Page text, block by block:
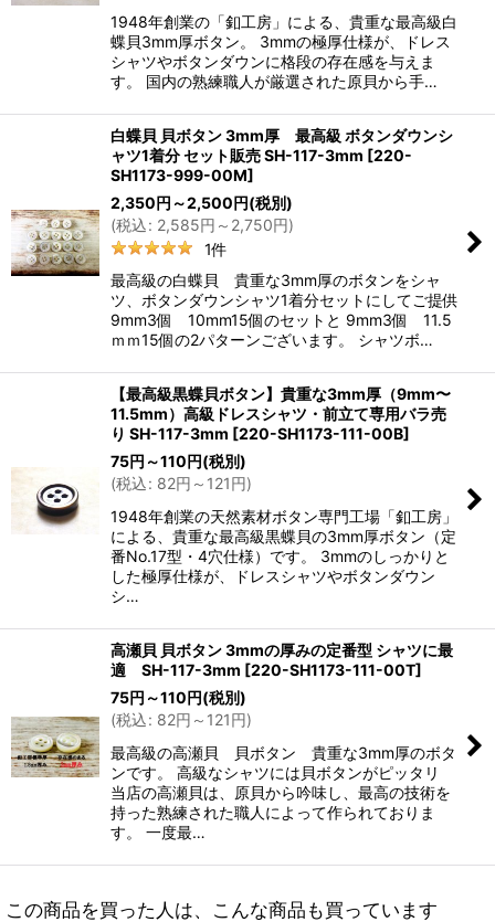
1948年創業の「釦工房」による、貴重な最高級白
蝶貝3mm厚ボタン。 3mmの極厚仕様が、ドレス
シャツやボタンダウンに格段の存在感を与えま
す。 国内の熟練職人が厳選された原貝から手…
白蝶貝 貝ボタン 3mm厚 最高級 ボタンダウンシ
ャツ1着分 セット販売 SH-117-3mm [220-
SH1173-999-00M]
2,350円 ～2,500円(税別)
(税込: 2,585円 ～2,750円)
1件
最高級の白蝶貝 貴重な3mm厚のボタンをシャ
ツ、ボタンダウンシャツ1着分セットにしてご提供
9mm3個 10mm15個のセットと 9mm3個 11.5
ｍｍ15個の2パターンございます。 シャツボ…
【最高級黒蝶貝ボタン】貴重な3mm厚（9mm〜
11.5mm）高級ドレスシャツ・前立て専用バラ売
り SH-117-3mm [220-SH1173-111-00B]
75円 ～110円(税別)
(税込: 82円 ～121円)
1948年創業の天然素材ボタン専門工場「釦工房」
による、貴重な最高級黒蝶貝の3mm厚ボタン（定
番No.17型・4穴仕様）です。 3mmのしっかりと
した極厚仕様が、ドレスシャツやボタンダウン
シ…
高瀬貝 貝ボタン 3mmの厚みの定番型 シャツに最
適 SH-117-3mm [220-SH1173-111-00T]
75円 ～110円(税別)
(税込: 82円 ～121円)
最高級の高瀬貝 貝ボタン 貴重な3mm厚のボタ
ンです。 高級なシャツには貝ボタンがピッタリ
当店の高瀬貝は、原貝から吟味し、最高の技術を
持った熟練された職人によって作られておりま
す。 一度最…
この商品を買った人は、こんな商品も買っています